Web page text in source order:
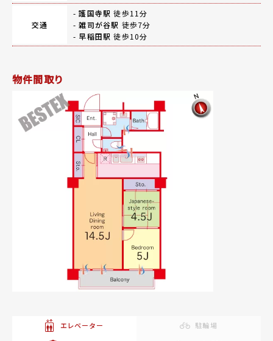
交通
-護国寺駅 徒歩11分
-雑司が谷駅 徒歩7分
- 早稲田駅 徒歩10分
物件間取り
エレベーター
駐輪場